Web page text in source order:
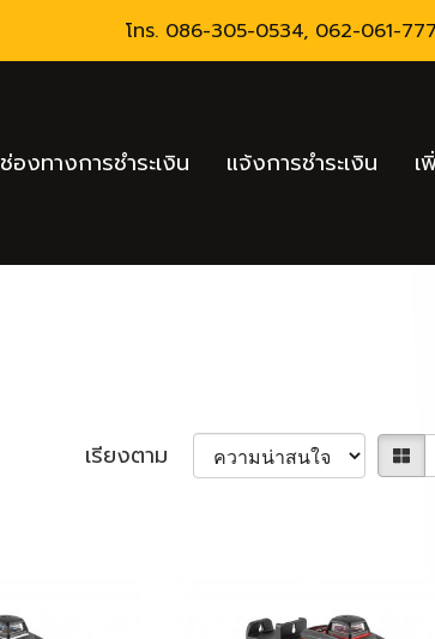
โทร. 086-305-0534, 062-061-
ช่องทางการชำระเงิน แจ้งการชำระเงิน เ
เรียงตาม